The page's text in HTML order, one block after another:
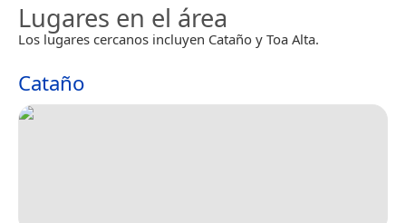
Lugares en el área
Los lugares cercanos incluyen Cataño y Toa Alta.
Cataño